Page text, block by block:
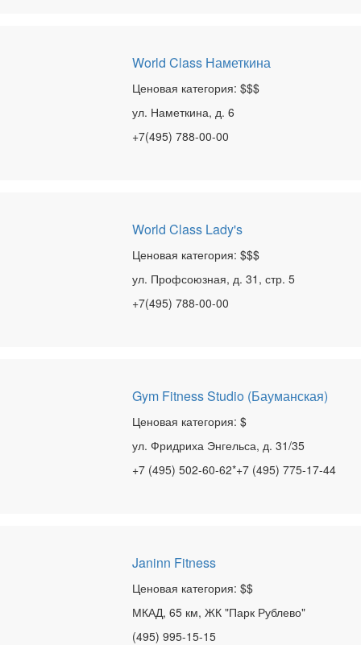
World Class Наметкина
Ценовая категория: $$$
ул. Наметкина, д. 6
+7(495) 788-00-00
World Class Lady's
Ценовая категория: $$$
ул. Профсоюзная, д. 31, стр. 5
+7(495) 788-00-00
Gym Fitness Studio (Бауманская)
Ценовая категория: $
ул. Фридриха Энгельса, д. 31/35
+7 (495) 502-60-62*+7 (495) 775-17-44
Janinn Fitness
Ценовая категория: $$
МКАД, 65 км, ЖК "Парк Рублево"
(495) 995-15-15